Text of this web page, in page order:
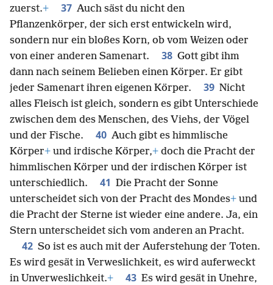
zuerst.+ 37 Auch säst du nicht den
Pflanzenkörper, der sich erst entwickeln wird,
sondern nur ein bloßes Korn, ob vom Weizen oder
von einer anderen Samenart.
38 Gott gibt ihm
dann nach seinem Belieben einen Körper. Er gibt
jeder Samenart ihren eigenen Körper.
39 Nicht
alles Fleisch ist gleich, sondern es gibt Unterschiede
zwischen dem des Menschen, des Viehs, der Vögel
und der Fische.
40 Auch gibt es himmlische
Körper+ und irdische Körper,+ doch die Pracht der
himmlischen Körper und der irdischen Körper ist
unterschiedlich.
41 Die Pracht der Sonne
unterscheidet sich von der Pracht des Mondes+ und
die Pracht der Sterne ist wieder eine andere. Ja, ein
Stern unterscheidet sich vom anderen an Pracht.
42 So ist es auch mit der Auferstehung der Toten.
Es wird gesät in Verweslichkeit, es wird auferweckt
in Unverweslichkeit.+ 43 Es wird gesät in Unehre,